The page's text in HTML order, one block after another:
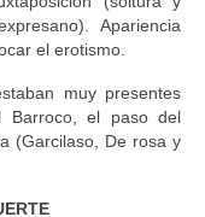
Apariencia
el erotismo.
muy presentes
Barroco, el paso del
(Garcilaso, De rosa y